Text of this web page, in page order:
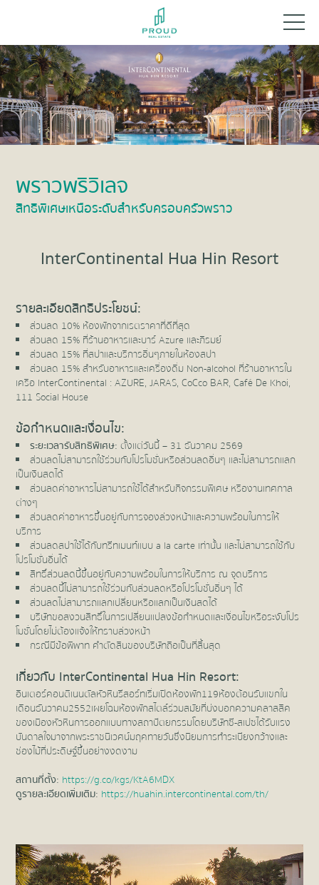
พราวพริวิเลจ
สิทธิพิเศษเหนือระดับสำหรับครอบครัวพราว
InterContinental Hua Hin Resort
รายละเอียดสิทธิประโยชน์:
ส่วนลด 10% ห้องพักจากเรตราคาที่ดีที่สุด
ส่วนลด 15% ที่ร้านอาหารและบาร์ Azure และภิรมย์
ส่วนลด 15% ที่สปาและบริการอื่นๆภายในห้องสปา
ส่วนลด 15% สำหรับอาหารและเครื่องดื่ม Non-alcohol ที่ร้านอาหารใน
เครือ InterContinental : AZURE, JARAS, CoCco BAR, Café De Khoi,
111 Social House
ข้อกำหนดและเงื่อนไข:
ระยะเวลารับสิทธิพิเศษ:ตั้งแต่วันนี้ – 31 ธันวาคม 2569
ส่วนลดไม่สามารถใช้ร่วมกับโปรโมชั่นหรือส่วนลดอื่นๆ และไม่สามารถแลก
เป็นเงินสดได้
ส่วนลดค่าอาหารไม่สามารถใช้ได้สำหรับกิจกรรมพิเศษ หรืองานเทศกาล
ต่างๆ
ส่วนลดค่าอาหารขึ้นอยู่กับการจองล่วงหน้าและความพร้อมในการให้
บริการ
ส่วนลดสปาใช้ได้กับทรีทเมนท์แบบ a la carte เท่านั้น และไม่สามารถใช้กับ
โปรโมชั่นอื่นได้
สิทธิ์ส่วนลดนี้ขึ้นอยู่กับความพร้อมในการให้บริการ ณ จุดบริการ
ส่วนลดนี้ไม่สามารถใช้ร่วมกับส่วนลดหรือโปรโมชั่นอื่นๆ ได้
ส่วนลดไม่สามารถแลกเปลี่ยนหรือแลกเป็นเงินสดได้
บริษัทขอสงวนสิทธิ์ในการเปลี่ยนแปลงข้อกำหนดและเงื่อนไขหรือระงับโปร
โมชั่นโดยไม่ต้องแจ้งให้ทราบล่วงหน้า
กรณีมีข้อพิพาท คำตัดสินของบริษัทถือเป็นที่สิ้นสุด
เกี่ยวกับ InterContinental Hua Hin Resort:
อินเตอร์คอนติเนนตัล หัวหิน รีสอร์ทเริ่มเปิดห้องพัก 119 ห้องต้อนรับแขกใน
เดือนธันวาคม 2552 เผยโฉมห้องพักสไตล์ร่วมสมัยที่บ่งบอกความคลาสสิค
ของเมืองหัวหิน การออกแบบทางสถาปัตยกรรมโดยบริษัทซี-สเปซได้รับแรง
บันดาลใจมาจากพระราชนิเวศน์มฤคทายวันซึ่งนิยมการทำระเบียงกว้างและ
ช่องไม้ที่ประดิษฐ์ขึ้นอย่างงดงาม
สถานที่ตั้ง: https://g.co/kgs/KtA6MDX
ดูรายละเอียดเพิ่มเติม: https://huahin.intercontinental.com/th/